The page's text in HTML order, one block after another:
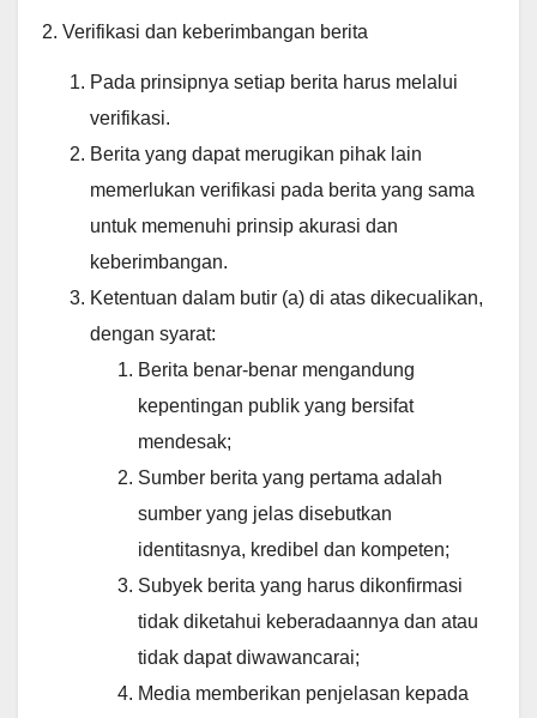
2. Verifikasi dan keberimbangan berita
Pada prinsipnya setiap berita harus melalui
verifikasi.
Berita yang dapat merugikan pihak lain
memerlukan verifikasi pada berita yang sama
untuk memenuhi prinsip akurasi dan
keberimbangan.
Ketentuan dalam butir (a) di atas dikecualikan,
dengan syarat:
Berita benar-benar mengandung
kepentingan publik yang bersifat
mendesak;
Sumber berita yang pertama adalah
sumber yang jelas disebutkan
identitasnya, kredibel dan kompeten;
Subyek berita yang harus dikonfirmasi
tidak diketahui keberadaannya dan atau
tidak dapat diwawancarai;
Media memberikan penjelasan kepada